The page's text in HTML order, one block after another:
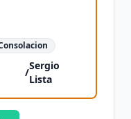
/
Sergio
Lista